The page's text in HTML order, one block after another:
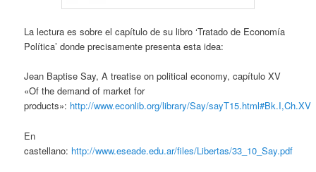
La lectura es sobre el capítulo de su libro ‘Tratado de Economía
Política’ donde precisamente presenta esta idea:
Jean Baptise Say, A treatise on political economy, capítulo XV
«Of the demand of market for
products»: http://www.econlib.org/library/Say/sayT15.html#Bk.I,Ch.XV
En
castellano: http://www.eseade.edu.ar/files/Libertas/33_10_Say.pdf